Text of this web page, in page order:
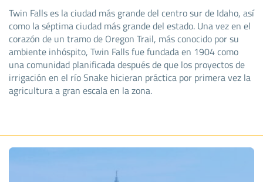
Twin Falls es la ciudad más grande del centro sur de Idaho, así
como la séptima ciudad más grande del estado. Una vez en el
corazón de un tramo de Oregon Trail, más conocido por su
ambiente inhóspito, Twin Falls fue fundada en 1904 como
una comunidad planificada después de que los proyectos de
irrigación en el río Snake hicieran práctica por primera vez la
agricultura a gran escala en la zona.